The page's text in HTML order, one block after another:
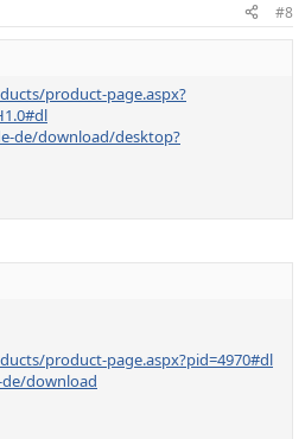
#8
product-page.aspx?
de/download/desktop?
product-page.aspx?pid=4970#dl
download